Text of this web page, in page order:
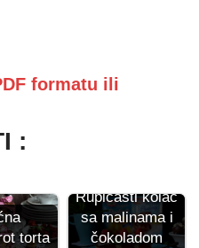
formatu ili
:
torta
Rupičasti kolač
sa malinama i
čokoladom